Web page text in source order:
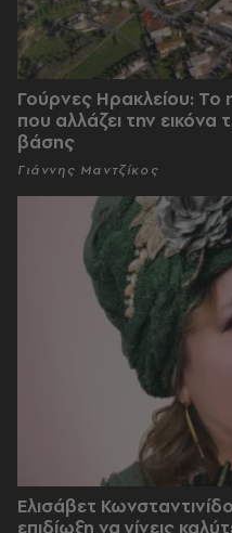
Γούρνες Ηρακλείου:
που αλλάζει την εικόνα
βάσης
Γιάννης Μαντζίκος
Ελισάβετ
επιδίωξη να γίνεις